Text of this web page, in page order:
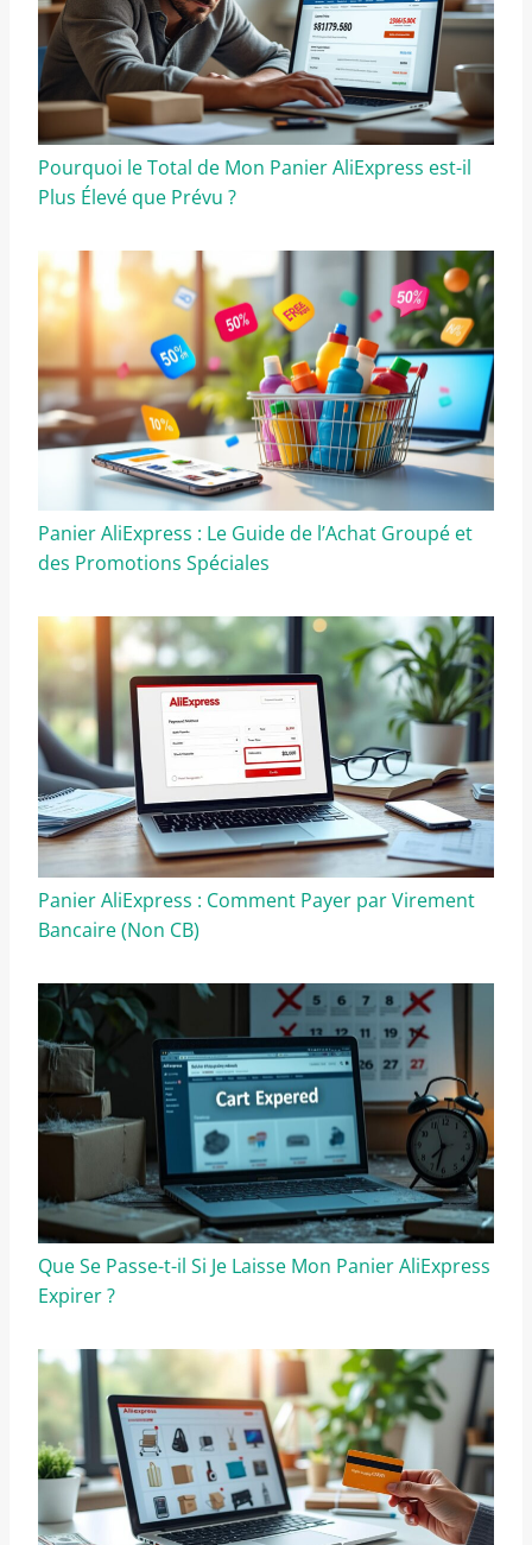
Pourquoi le Total de Mon Panier AliExpress est-il
Plus Élevé que Prévu ?
Panier AliExpress : Le Guide de l’Achat Groupé et
des Promotions Spéciales
Panier AliExpress : Comment Payer par Virement
Bancaire (Non CB)
Que Se Passe-t-il Si Je Laisse Mon Panier AliExpress
Expirer ?